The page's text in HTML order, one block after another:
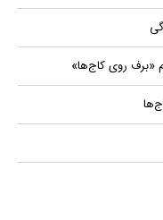
«برف روی کاج‌ها»